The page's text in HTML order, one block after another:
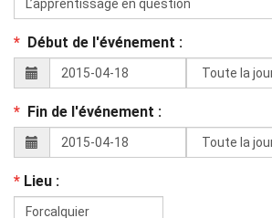
* Début de l'événement :
* Fin de l'événement :
* Lieu :